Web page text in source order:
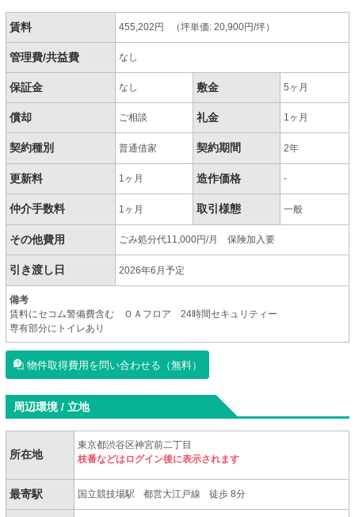
賃料 455,202円 （坪単価: 20,900円/坪）
管理費/共益費 なし
保証金 なし 敷金 5ヶ月
償却 ご相談 礼金 1ヶ月
契約種別 普通借家 契約期間 2年
更新料 1ヶ月 造作価格 -
仲介手数料 1ヶ月 取引様態 一般
その他費用 ごみ処分代11,000円/月 保険加入要
引き渡し日 2026年6⽉予定
備考
賃料にセコム警備費含む ＯＡフロア 24時間セキュリティー
専有部分にトイレあり
物件取得費用を問い合わせる（無料）
周辺環境 / 立地
所在地
東京都渋谷区神宮前二丁目
枝番などはログイン後に表示されます
最寄駅 国立競技場駅 都営大江戸線 徒歩 8分